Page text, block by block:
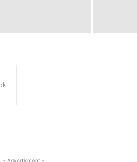
- Advertisment -